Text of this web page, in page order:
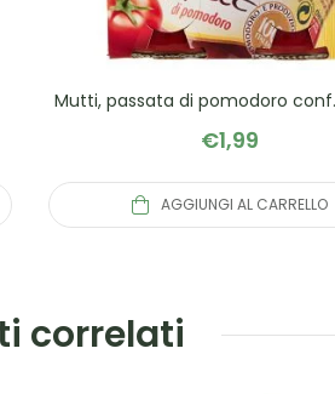
Mutti, passata di pomodoro
€1,99
AGGIUNGI AL CARRELLO
correlati